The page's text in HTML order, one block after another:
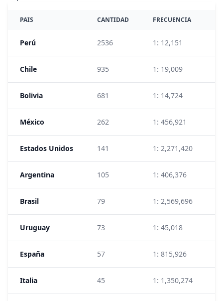
PAIS CANTIDAD FRECUENCIA
Perú 2536 1: 12,151
Chile 935 1: 19,009
Bolivia 681 1: 14,724
México 262 1: 456,921
Estados Unidos 141 1: 2,271,420
Argentina 105 1: 406,376
Brasil 79 1: 2,569,696
Uruguay 73 1: 45,018
España 57 1: 815,926
Italia 45 1: 1,350,274